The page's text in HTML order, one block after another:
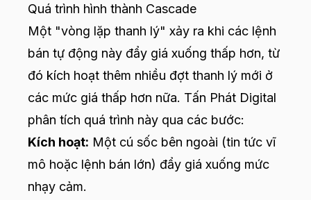
Quá trình hình thành Cascade
Một "vòng lặp thanh lý" xảy ra khi các lệnh
bán tự động này đẩy giá xuống thấp hơn, từ
đó kích hoạt thêm nhiều đợt thanh lý mới ở
các mức giá thấp hơn nữa. Tấn Phát Digital
phân tích quá trình này qua các bước:
Kích hoạt: Một cú sốc bên ngoài (tin tức vĩ
mô hoặc lệnh bán lớn) đẩy giá xuống mức
nhạy cảm.